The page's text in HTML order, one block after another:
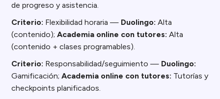
de progreso y asistencia.
Criterio: Flexibilidad horaria — Duolingo: Alta
(contenido);Academia online con tutores: Alta
(contenido + clases programables).
Criterio: Responsabilidad/seguimiento — Duolingo:
Gamificación;Academia online con tutores: Tutorías y
checkpoints planificados.